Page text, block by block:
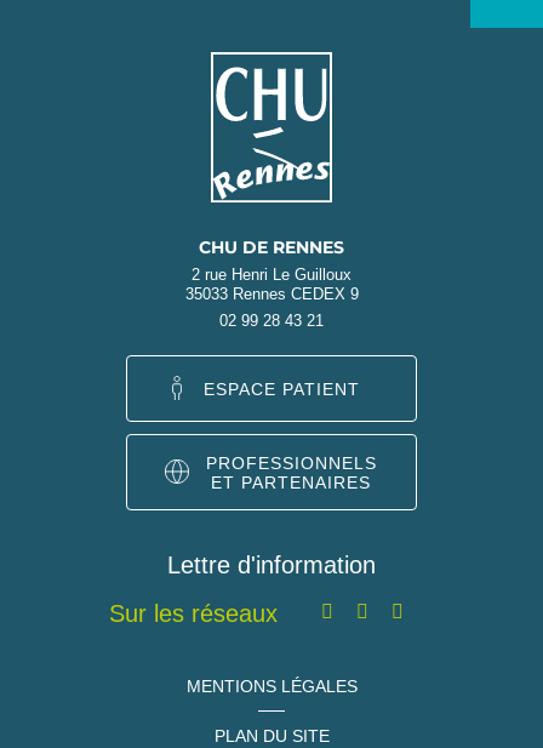
CHU DE RENNES
2 rue Henri Le Guilloux
35033 Rennes CEDEX 9
02 99 28 43 21
ESPACE PATIENT
PROFESSIONNELS
ET PARTENAIRES
Lettre d'information
Sur les réseaux
MENTIONS LÉGALES
PLAN DU SITE